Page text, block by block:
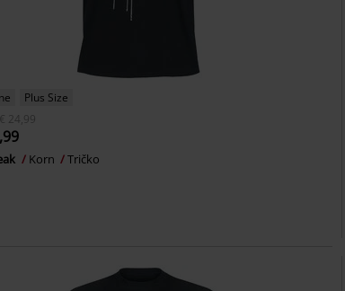
Plus Size
€ 24,99
Korn Tričko